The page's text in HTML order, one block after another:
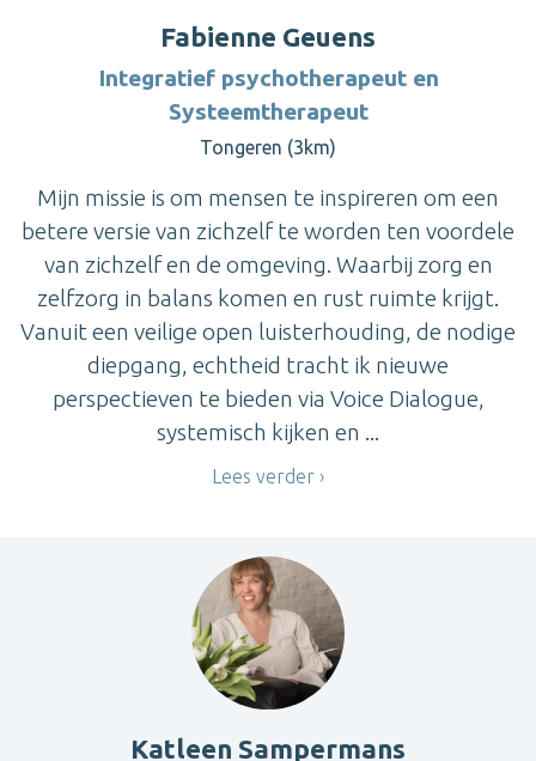
Fabienne Geuens
Integratief psychotherapeut en
Systeemtherapeut
Tongeren (3km)
Mijn missie is om mensen te inspireren om een
betere versie van zichzelf te worden ten voordele
van zichzelf en de omgeving. Waarbij zorg en
zelfzorg in balans komen en rust ruimte krijgt.
Vanuit een veilige open luisterhouding, de nodige
diepgang, echtheid tracht ik nieuwe
perspectieven te bieden via Voice Dialogue,
systemisch kijken en ...
Lees verder
Katleen Sampermans